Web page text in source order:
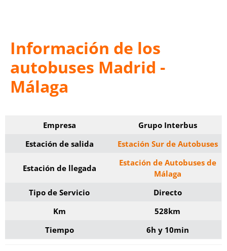
Información de los
autobuses Madrid -
Málaga
Empresa
Grupo Interbus
Estación de salida
Estación Sur de Autobuses
Estación de llegada
Estación de Autobuses de
Málaga
Tipo de Servicio
Directo
Km
528km
Tiempo
6h y 10min